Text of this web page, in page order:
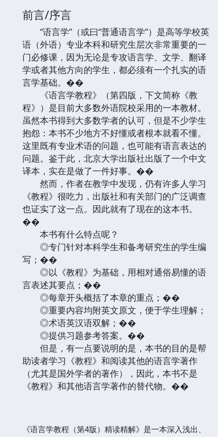
前言/序言
“语言学”（或曰“普通语言学”）是高等学校英
语（外语）专业本科和研究生层次非常重要的一
门必修课，因为无论是专攻语言学、文学、翻译
学或者其他方向的学生，都必须有一个扎实的语
言学基础。��
《语言学教程》（第四版，下文简称《教
程》）是目前大多数外语院校采用的一本教材。
虽然本书得到大多数学者的认可，但是不少学生
抱怨：本书不少地方不好懂或者根本就看不懂。
这里既有专业术语的问题，也可能有语言表达的
问题。鉴于此，北京大学出版社出版了一个中文
译本，实在是做了一件好事。��
然而，作者在教学中发现，仍有许多人学习
《教程》很吃力，出版社和有关部门的广泛调查
也证实了这一点。因此就有了现在的这本书。
��
本书有什么特点呢？
◎专门针对本科学生和备考研究生的学生编
写；��
◎以《教程》为基础，用相对通俗易懂的语
言表述其要点；��
◎每章开头概括了本章的重点；��
◎重要内容均附英文原文，便于学生理解；
◎术语英汉语双解；��
◎提供习题参考答案。��
但是，有一点要说明的是，本书的目的是帮
助读者学习《教程》和阅读其他的语言学著作
（尤其是国外学者的著作），因此，本书不是
《教程》和其他语言学著作的替代物。��
《语言学教程（第4版）精读精解》是一本深入浅出、